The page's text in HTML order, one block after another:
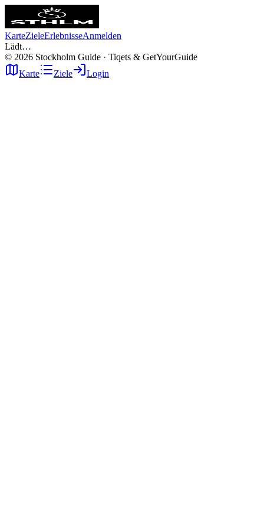
KarteZieleErlebnisseAnmelden
Lädt…
© 2026 Stockholm Guide · Tiqets & GetYourGuide
Karte
Ziele Login